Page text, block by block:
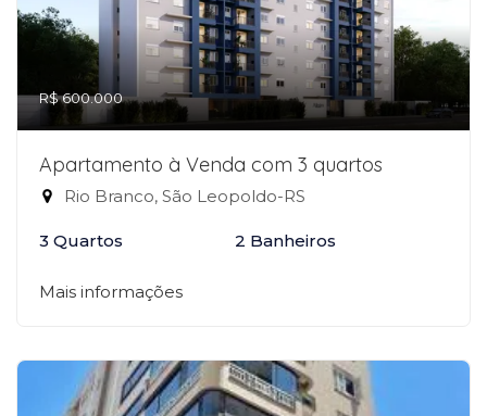
R$ 600.000
Apartamento à Venda com 3 quartos
Rio Branco, São Leopoldo-RS
3 Quartos 2 Banheiros
Mais informações